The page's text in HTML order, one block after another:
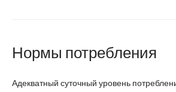
Нормы потребления
Адекватный суточный уровень